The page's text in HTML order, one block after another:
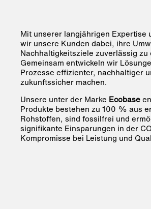
Mit unserer langjährigen Expertise
wir unsere Kunden dabei, ihre
Nachhaltigkeitsziele zuverlässig zu
Gemeinsam entwickeln wir
Prozesse effizienter, nachhaltiger
zukunftssicher machen.
Unsere unter der Marke Ecobase
Produkte bestehen zu 100 % aus
Rohstoffen, sind fossilfrei und
signifikante Einsparungen in der
Kompromisse bei Leistung und